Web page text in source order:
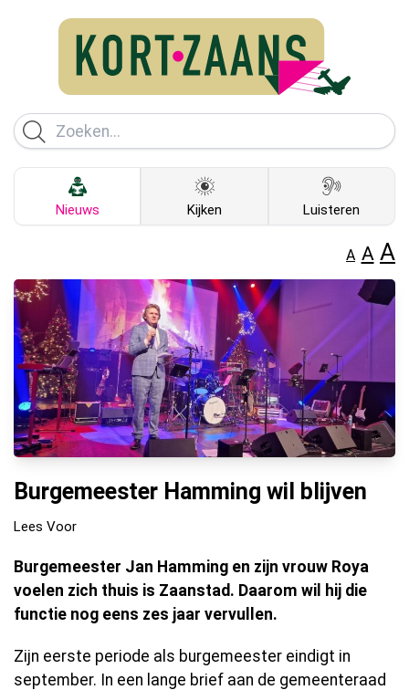
Nieuws Kijken Luisteren
A A A
Burgemeester Hamming wil blijven
Lees Voor
Burgemeester Jan Hamming en zijn vrouw Roya
voelen zich thuis is Zaanstad. Daarom wil hij die
functie nog eens zes jaar vervullen.
Zijn eerste periode als burgemeester eindigt in
september. In een lange brief aan de gemeenteraad